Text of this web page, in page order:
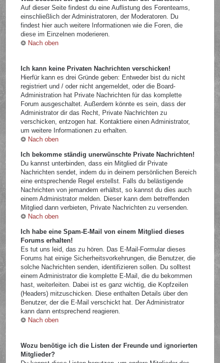
Auf dieser Seite findest du eine Auflistung des Forenteams,
einschließlich der Administratoren, der Moderatoren. Du
findest hier auch weitere Informationen wie die Foren, die
diese im Einzelnen moderieren.
Nach oben
Ich kann keine Privaten Nachrichten verschicken!
Hierfür kann es drei Gründe geben: Entweder bist du nicht
registriert und / oder nicht angemeldet, oder die Board-
Administration hat Private Nachrichten für das komplette
Forum ausgeschaltet. Außerdem könnte es sein, dass der
Administrator dir das Recht, Private Nachrichten zu
verschicken, entzogen hat. Kontaktiere einen Administrator,
um weitere Informationen zu erhalten.
Nach oben
Ich bekomme ständig unerwünschte Private Nachrichten!
Du kannst unterbinden, dass ein Mitglied dir Private
Nachrichten sendet, indem du in deinem persönlichen Bereich
eine entsprechende Regel erstellst. Falls du belästigende
Nachrichten von jemandem erhältst, so kannst du dies auch
einem Administrator melden. Dieser kann dem betreffenden
Mitglied dann verbieten, Private Nachrichten zu versenden.
Nach oben
Ich habe eine Spam-E-Mail von einem Mitglied dieses
Forums erhalten!
Es tut uns leid, das zu hören. Das E-Mail-Formular dieses
Forums hat einige Sicherheitsvorkehrungen, die Benutzer, die
solche Nachrichten senden, identifizieren sollen. Du solltest
einem Administrator die komplette E-Mail, die du bekommen
hast, weiterleiten. Dabei ist es ganz wichtig, die Kopfzeilen
(Headers) mitzuschicken. Diese enthalten Details über den
Benutzer, der die E-Mail verschickt hat. Der Administrator
kann dann entsprechend reagieren.
Nach oben
Wozu benötige ich die Listen der Freunde und ignorierten
Mitglieder?